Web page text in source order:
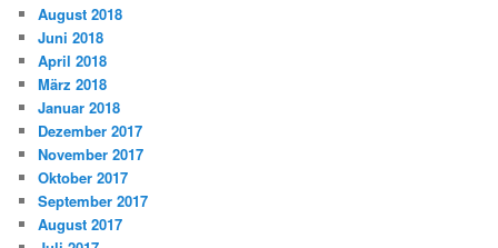
August 2018
Juni 2018
April 2018
März 2018
Januar 2018
Dezember 2017
November 2017
Oktober 2017
September 2017
August 2017